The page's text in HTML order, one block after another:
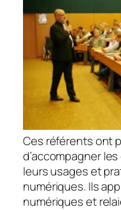
Ces référents ont
d’accompagner
leurs usages et
numériques. Ils
numériques et